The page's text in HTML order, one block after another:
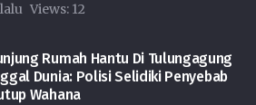
Views: 12
Rumah Hantu Di Tulungagung
Dunia: Polisi Selidiki Penyebab
Wahana